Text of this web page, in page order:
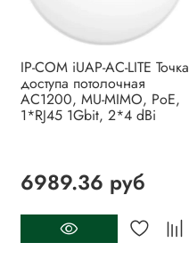
IP-COM iUAP-AC-LITE Точка
доступа потолочная
AC1200, MU-MIMO, PoE,
1*RJ45 1Gbit, 2*4 dBi
6989.36 руб